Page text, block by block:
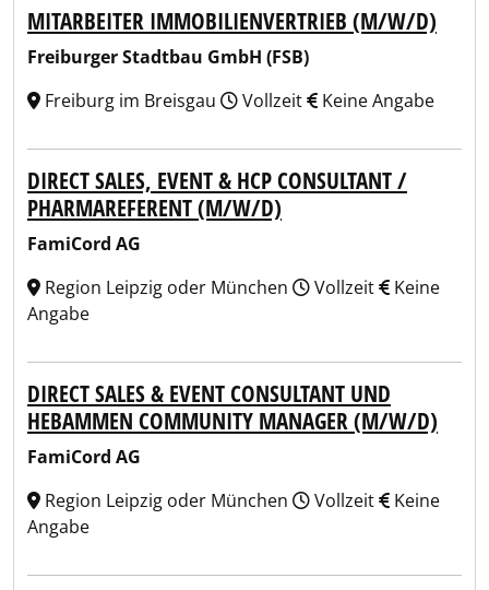
MITARBEITER IMMOBILIENVERTRIEB (M/W/D)
Freiburger Stadtbau GmbH (FSB)
Freiburg im Breisgau
Vollzeit Keine Angabe
DIRECT SALES, EVENT & HCP CONSULTANT /
PHARMAREFERENT (M/W/D)
FamiCord AG
Region Leipzig oder München
Vollzeit
Keine
Angabe
DIRECT SALES & EVENT CONSULTANT UND
HEBAMMEN COMMUNITY MANAGER (M/W/D)
FamiCord AG
Region Leipzig oder München
Vollzeit
Keine
Angabe